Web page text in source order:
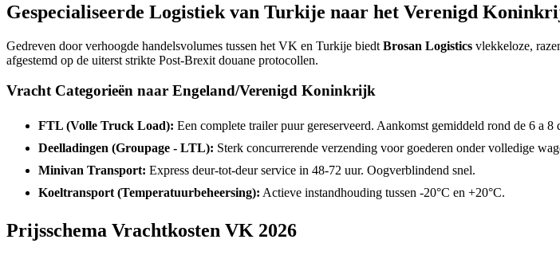
Gespecialiseerde Logistiek van Turkije naar het Verenigd
Gedreven door verhoogde handelsvolumes tussen het VK en Turkije biedt Brosan Logistics vlekkeloze,
afgestemd op de uiterst strikte Post-Brexit douane protocollen.
Vracht Categorieën naar Engeland/Verenigd Koninkrijk
FTL (Volle Truck Load): Een complete trailer puur gereserveerd. Aankomst gemiddeld rond de 6 a 8
Deelladingen (Groupage - LTL): Sterk concurrerende verzending voor goederen onder volledige
Minivan Transport: Express deur-tot-deur service in 48-72 uur. Oogverblindend snel.
Koeltransport (Temperatuurbeheersing): Actieve instandhouding tussen -20°C en +20°C.
Prijsschema Vrachtkosten VK 2026